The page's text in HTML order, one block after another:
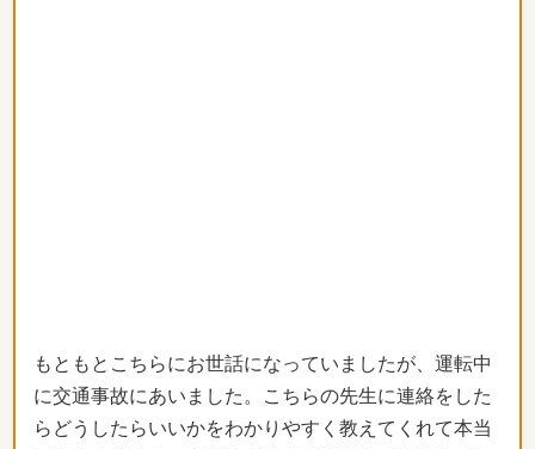
もともとこちらにお世話になっていましたが、運転中
に交通事故にあいました。こちらの先生に連絡をした
らどうしたらいいかをわかりやすく教えてくれて本当